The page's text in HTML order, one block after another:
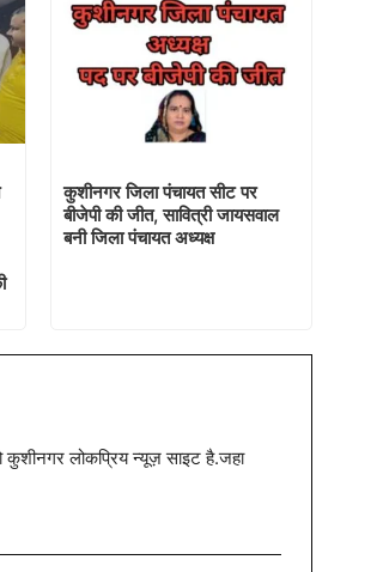
कुशीनगर जिला पंचायत सीट पर
बीजेपी की जीत, सावित्री जायसवाल
बनी जिला पंचायत अध्यक्ष
लोकप्रिय न्यूज़ साइट है.जहा